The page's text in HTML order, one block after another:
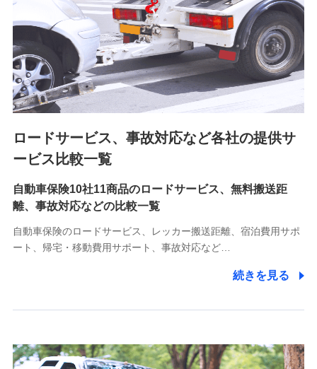
退職関連処理等の各種手続きのため、当社と従業員または従
業員同士の連絡のため
8.取引先個人情報
取引先としての選定業務、営業情報の提供業務、契約締結手
続き業務、取引管理業務、およびこれらに準ずる業務の遂行
のため
9.お問い合わせ情報
各種お問い合わせに対応するため
10.受託業務の 個人情報
受託業務の遂行およびこれらに準ずる業務の遂行のため
11.マイカー通勤管理クラウド並びに法人向けASPサー
をお送りするため
分析するため
当社の対応品質向上やお問い合わせ内容の正確な把握のため
ロードサービス、事故対応など各社の提供サ
ービス比較一覧
自動車保険10社11商品のロードサービス、無料搬送距
離、事故対応などの比較一覧
自動車保険のロードサービス、レッカー搬送距離、宿泊費用サポ
ート、帰宅・移動費用サポート、事故対応など…
続きを見る